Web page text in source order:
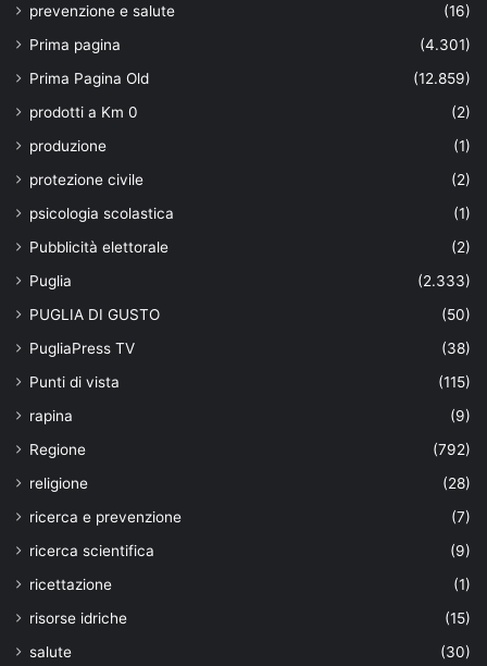
prevenzione e salute
(16)
Prima pagina
(4.301)
Prima Pagina Old
(12.859)
prodotti a Km 0
(2)
produzione
(1)
protezione civile
(2)
psicologia scolastica
(1)
Pubblicità elettorale
(2)
Puglia
(2.333)
PUGLIA DI GUSTO
(50)
PugliaPress TV
(38)
Punti di vista
(115)
rapina
(9)
Regione
(792)
religione
(28)
ricerca e prevenzione
(7)
ricerca scientifica
(9)
ricettazione
(1)
risorse idriche
(15)
salute
(30)